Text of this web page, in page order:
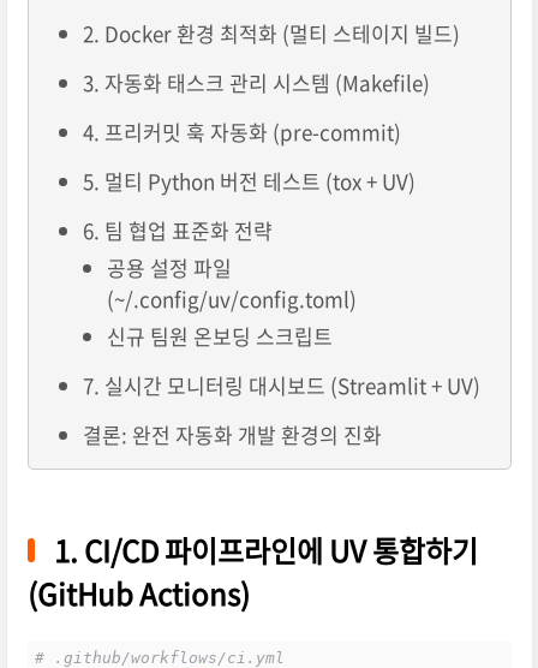
2. Docker 환경 최적화 (멀티 스테이지 빌드)
3. 자동화 태스크 관리 시스템 (Makefile)
4. 프리커밋 훅 자동화 (pre-commit)
5. 멀티 Python 버전 테스트 (tox + UV)
6. 팀 협업 표준화 전략
공용 설정 파일
(~/.config/uv/config.toml)
신규 팀원 온보딩 스크립트
7. 실시간 모니터링 대시보드 (Streamlit + UV)
결론: 완전 자동화 개발 환경의 진화
1. CI/CD 파이프라인에 UV 통합하기
(GitHub Actions)
# .github/workflows/ci.yml